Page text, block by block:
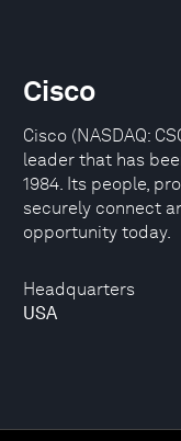
Headquarters
USA
Cisco
Cisco (NASDAQ:
leader that has
1984. Its people,
securely connect
opportunity today.